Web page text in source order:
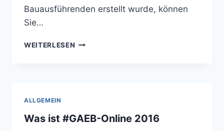
Bauausführenden erstellt wurde, können
Sie…
WEITERLESEN DIE
ALLGEMEIN
Was ist #GAEB-Online 2016